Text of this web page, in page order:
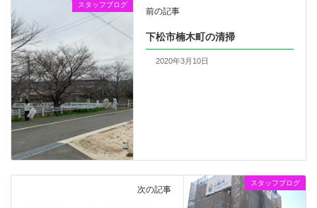
スタッフブログ
前の記事
下松市楠木町の清掃
2020年3月10日
スタッフブログ
次の記事